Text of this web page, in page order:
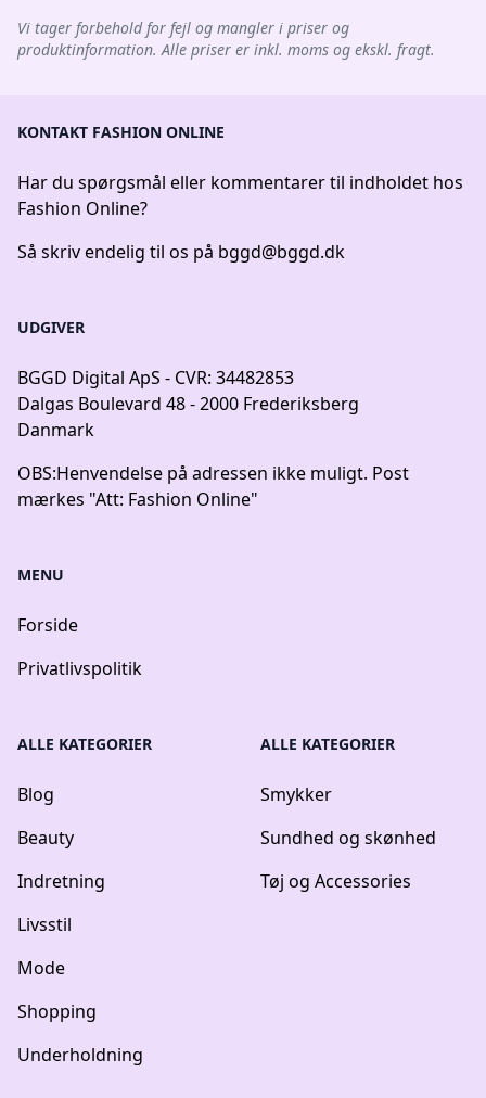
Vi tager forbehold for fejl og mangler i priser og
produktinformation. Alle priser er inkl. moms og ekskl. fragt.
KONTAKT FASHION ONLINE
Har du spørgsmål eller kommentarer til indholdet hos
Fashion Online?
Så skriv endelig til os på bggd@bggd.dk
UDGIVER
BGGD Digital ApS - CVR: 34482853
Dalgas Boulevard 48 - 2000 Frederiksberg
Danmark
OBS:Henvendelse på adressen ikke muligt. Post
mærkes "Att: Fashion Online"
MENU
Forside
Privatlivspolitik
ALLE KATEGORIER
Blog
Beauty
Indretning
Livsstil
Mode
Shopping
Underholdning
ALLE KATEGORIER
Smykker
Sundhed og skønhed
Tøj og Accessories